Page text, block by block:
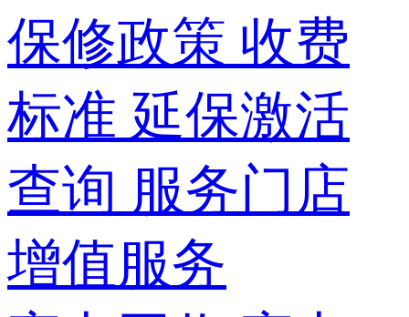
保修政策 收费
标准 延保激活
查询 服务门店
增值服务